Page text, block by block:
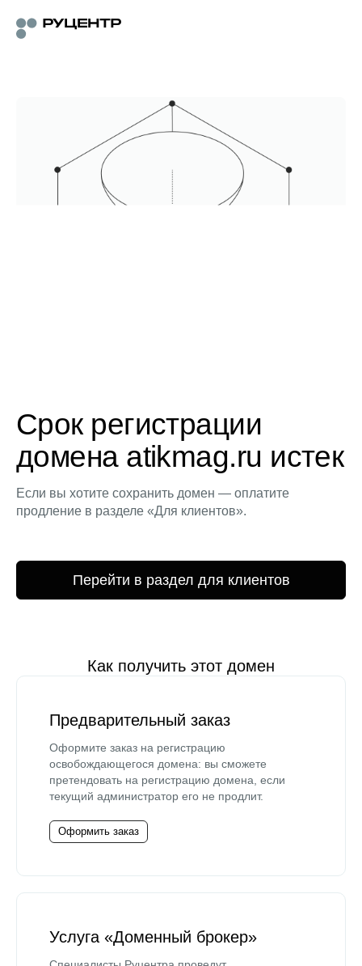
Срок регистрации
домена atikmag.ru истек
Если вы хотите сохранить домен — оплатите
продление в разделе «Для клиентов».
Перейти в раздел для клиентов
Как получить этот домен
Предварительный заказ
Оформите заказ на регистрацию
освобождающегося домена: вы сможете
претендовать на регистрацию домена, если
текущий администратор его не продлит.
Оформить заказ
Услуга «Доменный брокер»